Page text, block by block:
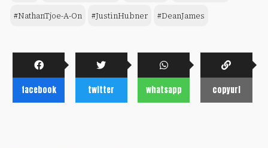
#NathanTjoe-A-On #JustinHubner #DeanJames
facebook twitter whatsapp copyurl